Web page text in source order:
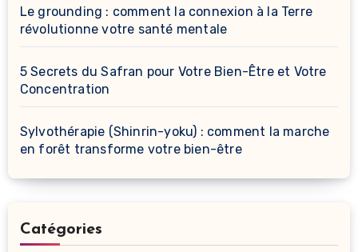
Le grounding : comment la connexion à la Terre
révolutionne votre santé mentale
5 Secrets du Safran pour Votre Bien-Être et Votre
Concentration
Sylvothérapie (Shinrin-yoku) : comment la marche
en forêt transforme votre bien-être
Catégories